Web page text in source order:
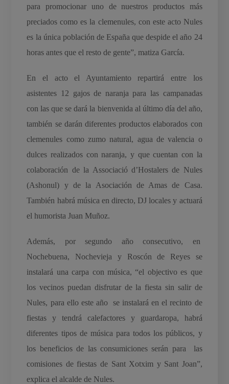
para promocionar uno de nuestros productos más
preciados como es la clemenules, con este acto Nules
es la única población de España que despide el año 24
horas antes que el resto de gente”, matiza García.
En el acto el Ayuntamiento repartirá entre los
asistentes 12 gajos de naranja para las campanadas
con las que se dará la bienvenida al último día del año,
también se darán diferentes productos elaborados con
clemenules como zumo natural, agua de valencia o
dulces realizados con naranja, y que cuentan con la
colaboración de la Associació d’Hostalers de Nules
(Ashonul) y de la Asociación de Amas de Casa.
También habrá música en directo, DJ locales y actuará
el humorista Juan Muñoz.
Además, por segundo año consecutivo, en
Nochebuena, Nochevieja y Roscón de Reyes se
instalará una carpa con música, “el objectivo es que
los vecinos puedan disfrutar de la fiesta sin salir de
Nules, para ello este año se instalará en el recinto de
fiestas y tendrá calefactores y guardaropa, habrá
diferentes tipos de música para todos los públicos, y
los beneficios de las consumiciones serán para las
comisiones de fiestas de Sant Xotxim y Sant Joan”,
explica el alcalde de Nules.